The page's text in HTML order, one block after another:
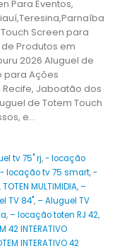
Para Eventos,
Screen para
Produtos em
2026 Aluguel de
para Ações
Jaboatão dos
de Totem Touch
e...
tv 75" rj,- locação
- locação tv 75 smart,-
TOTEN MULTIMIDIA,–
TV 84",– Aluguel TV
,– locação toten RJ 42,
42 INTERATIVO
INTERATIVO 42